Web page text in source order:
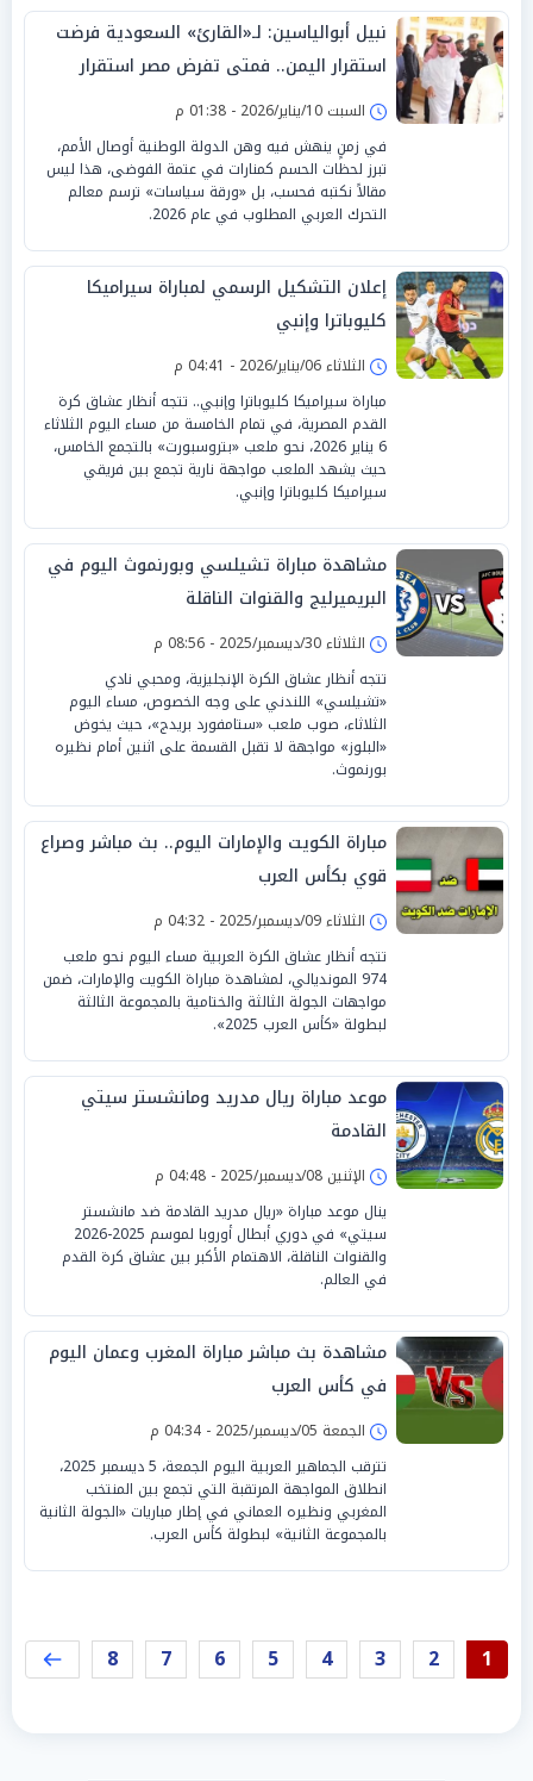
نبيل أبوالياسين: لـ«القارئ» السعودية فرضت
استقرار اليمن.. فمتى تفرض مصر استقرار
السودان؟
السبت 10/يناير/2026 - 01:38 م
في زمنٍ ينهش فيه وهن الدولة الوطنية أوصال الأمم،
تبرز لحظات الحسم كمنارات في عتمة الفوضى، هذا ليس
مقالاً نكتبه فحسب، بل «ورقة سياسات» ترسم معالم
التحرك العربي المطلوب في عام 2026.
إعلان التشكيل الرسمي لمباراة سيراميكا
كليوباترا وإنبي
الثلاثاء 06/يناير/2026 - 04:41 م
مباراة سيراميكا كليوباترا وإنبي.. تتجه أنظار عشاق كرة
القدم المصرية، في تمام الخامسة من مساء اليوم الثلاثاء
6 يناير 2026، نحو ملعب «بتروسبورت» بالتجمع الخامس،
حيث يشهد الملعب مواجهة نارية تجمع بين فريقي
سيراميكا كليوباترا وإنبي.
مشاهدة مباراة تشيلسي وبورنموث اليوم في
البريميرليج والقنوات الناقلة
الثلاثاء 30/ديسمبر/2025 - 08:56 م
تتجه أنظار عشاق الكرة الإنجليزية، ومحبي نادي
«تشيلسي» اللندني على وجه الخصوص، مساء اليوم
الثلاثاء، صوب ملعب «ستامفورد بريدج»، حيث يخوض
«البلوز» مواجهة لا تقبل القسمة على اثنين أمام نظيره
بورنموث.
مباراة الكويت والإمارات اليوم.. بث مباشر وصراع
قوي بكأس العرب
الثلاثاء 09/ديسمبر/2025 - 04:32 م
تتجه أنظار عشاق الكرة العربية مساء اليوم نحو ملعب
974 المونديالي، لمشاهدة مباراة الكويت والإمارات، ضمن
مواجهات الجولة الثالثة والختامية بالمجموعة الثالثة
لبطولة «كأس العرب 2025».
موعد مباراة ريال مدريد ومانشستر سيتي
القادمة
الإثنين 08/ديسمبر/2025 - 04:48 م
ينال موعد مباراة «ريال مدريد القادمة ضد مانشستر
سيتي» في دوري أبطال أوروبا لموسم 2025-2026
والقنوات الناقلة، الاهتمام الأكبر بين عشاق كرة القدم
في العالم.
مشاهدة بث مباشر مباراة المغرب وعمان اليوم
في كأس العرب
الجمعة 05/ديسمبر/2025 - 04:34 م
تترقب الجماهير العربية اليوم الجمعة، 5 ديسمبر 2025،
انطلاق المواجهة المرتقبة التي تجمع بين المنتخب
المغربي ونظيره العماني في إطار مباريات «الجولة الثانية
بالمجموعة الثانية» لبطولة كأس العرب.
1
2
3
4
5
6
7
8